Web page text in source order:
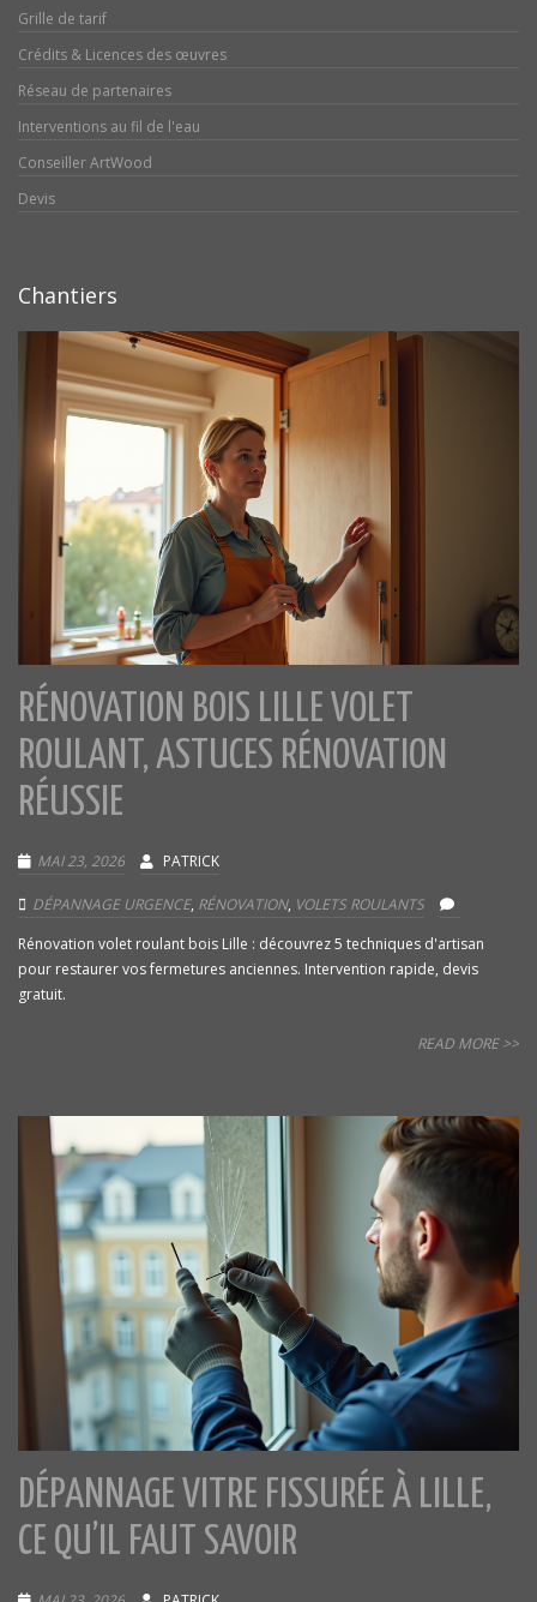
Grille de tarif
Crédits & Licences des œuvres
Réseau de partenaires
Interventions au fil de l'eau
Conseiller ArtWood
Devis
Chantiers
RÉNOVATION BOIS LILLE VOLET
ROULANT, ASTUCES RÉNOVATION
RÉUSSIE
MAI 23, 2026 PATRICK
DÉPANNAGE URGENCE, RÉNOVATION, VOLETS ROULANTS
Rénovation volet roulant bois Lille : découvrez 5 techniques d'artisan
pour restaurer vos fermetures anciennes. Intervention rapide, devis
gratuit.
READ MORE >>
DÉPANNAGE VITRE FISSURÉE À LILLE,
CE QU’IL FAUT SAVOIR